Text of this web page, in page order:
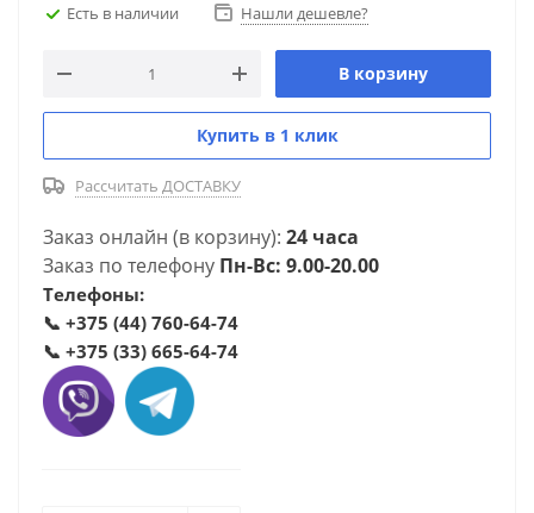
Есть в наличии Нашли дешевле?
В корзину
Купить в 1 клик
Рассчитать ДОСТАВКУ
Заказ онлайн (в корзину): 24 часа
Заказ по телефону Пн-Вс: 9.00-20.00
Телефоны:
📞 +375 (44) 760-64-74
📞 +375 (33) 665-64-74